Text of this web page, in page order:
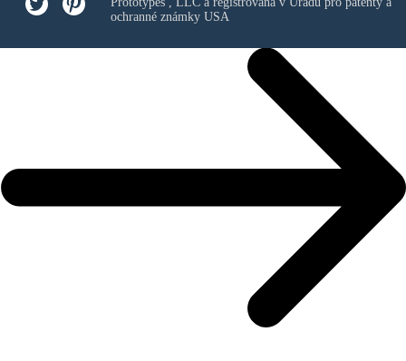
ochranné známky USA